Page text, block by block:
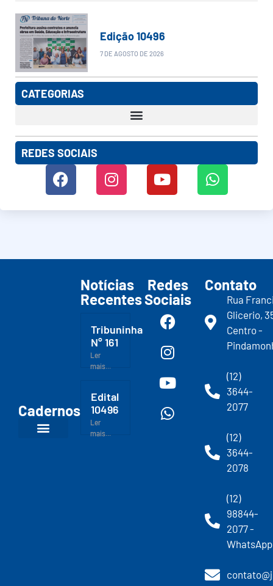
Edição 10496
7 DE AGOSTO DE 2026
CATEGORIAS
REDES SOCIAIS
Cadernos
Notícias
Recentes
Tribuninha
N° 161
Ler
mais...
Edital
10496
Ler
mais...
Redes
Sociais
Contato
Rua
Glicerio,
Centro -
(12)
3644-
2077
(12)
3644-
2078
(12)
98844-
2077 -
WhatsApp